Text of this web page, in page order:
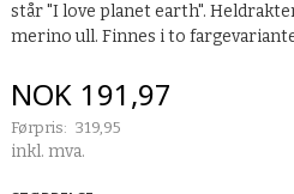
står "I love planet earth".
merino ull. Finnes i to
Tilbud
NOK 191,97
Førpris: 319,95
Rabatt
inkl. mva.